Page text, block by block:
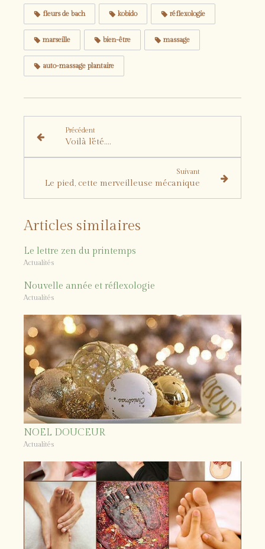
fleurs de bach kobido réflexologie
marseille bien-être massage
auto-massage plantaire
Précédent
Voilà l'été....
Suivant
Le pied, cette merveilleuse mécanique
Articles similaires
Le lettre zen du printemps
Actualités
Nouvelle année et réflexologie
Actualités
NOEL DOUCEUR
Actualités